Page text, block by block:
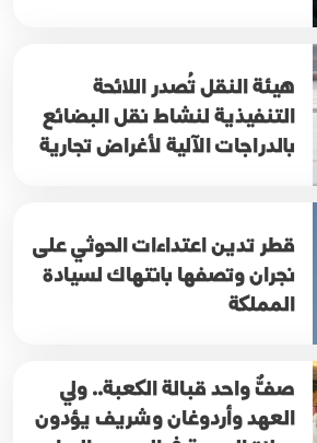
هيئة النقل تُصدر اللائحة
التنفيذية لنشاط نقل البضائع
بالدراجات الآلية لأغراض تجارية
قطر تدين اعتداءات الحوثي على
نجران وتصفها بانتهاك لسيادة
المملكة
صفٌّ واحد قبالة الكعبة.. ولي
العهد وأردوغان وشريف يؤدون